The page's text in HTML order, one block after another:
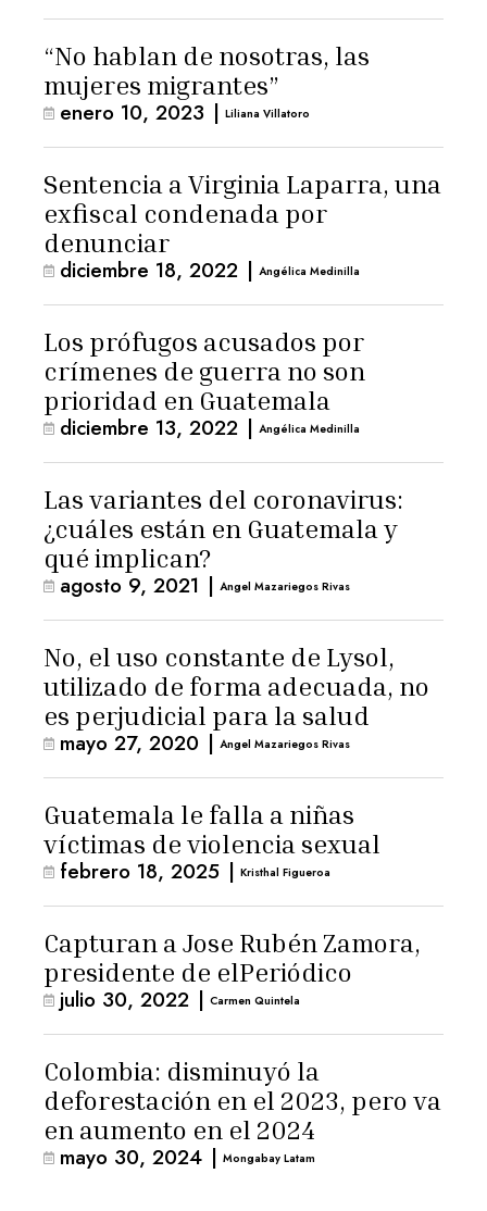
“No hablan de nosotras, las
mujeres migrantes”
enero 10, 2023 | Liliana Villatoro
Sentencia a Virginia Laparra, una
exfiscal condenada por
denunciar
diciembre 18, 2022 | Angélica Medinilla
Los prófugos acusados por
crímenes de guerra no son
prioridad en Guatemala
diciembre 13, 2022 | Angélica Medinilla
Las variantes del coronavirus:
¿cuáles están en Guatemala y
qué implican?
agosto 9, 2021 | Angel Mazariegos Rivas
No, el uso constante de Lysol,
utilizado de forma adecuada, no
es perjudicial para la salud
mayo 27, 2020 | Angel Mazariegos Rivas
Guatemala le falla a niñas
víctimas de violencia sexual
febrero 18, 2025 | Kristhal Figueroa
Capturan a Jose Rubén Zamora,
presidente de elPeriódico
julio 30, 2022 | Carmen Quintela
Colombia: disminuyó la
deforestación en el 2023, pero va
en aumento en el 2024
mayo 30, 2024 | Mongabay Latam